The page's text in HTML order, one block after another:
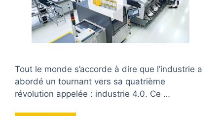
Tout le monde s’accorde à dire que l’industrie a
abordé un tournant vers sa quatrième
révolution appelée : industrie 4.0. Ce …